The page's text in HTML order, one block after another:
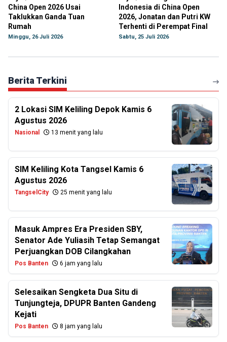
China Open 2026 Usai
Taklukkan Ganda Tuan
Rumah
Minggu, 26 Juli 2026
Indonesia di China Open
2026, Jonatan dan Putri KW
Terhenti di Perempat Final
Sabtu, 25 Juli 2026
Berita Terkini
2 Lokasi SIM Keliling Depok Kamis 6
Agustus 2026
Nasional 13 menit yang lalu
SIM Keliling Kota Tangsel Kamis 6
Agustus 2026
TangselCity 25 menit yang lalu
Masuk Ampres Era Presiden SBY,
Senator Ade Yuliasih Tetap Semangat
Perjuangkan DOB Cilangkahan
Pos Banten 6 jam yang lalu
Selesaikan Sengketa Dua Situ di
Tunjungteja, DPUPR Banten Gandeng
Kejati
Pos Banten 8 jam yang lalu